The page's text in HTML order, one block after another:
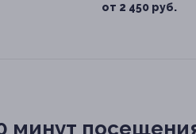
от 2 450 руб.
минут